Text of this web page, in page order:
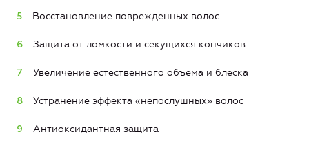
Восстановление поврежденных волос
Защита от ломкости и секущихся кончиков
Увеличение естественного объема и блеска
Устранение эффекта «непослушных» волос
Антиоксидантная защита